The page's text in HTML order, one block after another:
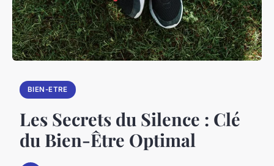
BIEN-ETRE
Les Secrets du Silence : Clé
du Bien-Être Optimal